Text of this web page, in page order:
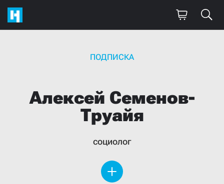
ПОДПИСКА
Алексей Семенов-
Труайя
социолог